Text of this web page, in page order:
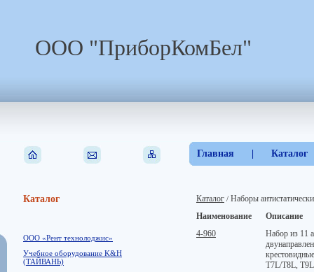
ООО "ПриборКомБел"
Главная Каталог
Каталог
ООО «Рент технолоджис»
Учебное оборудование K&H
(ТАЙВАНЬ)
Каталог / Наборы
Наименование
Описание
4-960
Набор из 11
Т7L/Т8L,